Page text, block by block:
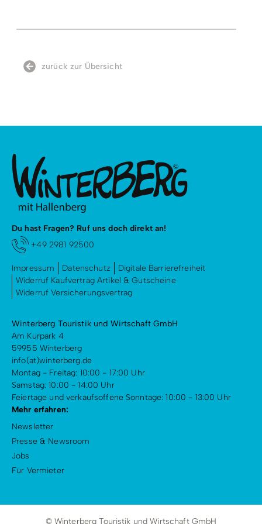
Enthaltene Leistungen
zurück zur Übersicht
Du hast Fragen? Ruf uns doch direkt an!
+49 2981 92500
Impressum Datenschutz
Digitale Barrierefreiheit
Widerruf Kaufvertrag Artikel & Gutscheine
Widerruf Versicherungsvertrag
Winterberg Touristik und Wirtschaft GmbH
Am Kurpark 4
59955 Winterberg
info(at)winterberg.de
Montag - Freitag: 10:00 - 17:00 Uhr
Samstag: 10:00 - 14:00 Uhr
Feiertage und verkaufsoffene Sonntage: 10:00 - 13:00 Uhr
Mehr erfahren:
Newsletter
Presse & Newsroom
Jobs
Für Vermieter
© Winterberg Touristik und Wirtschaft GmbH